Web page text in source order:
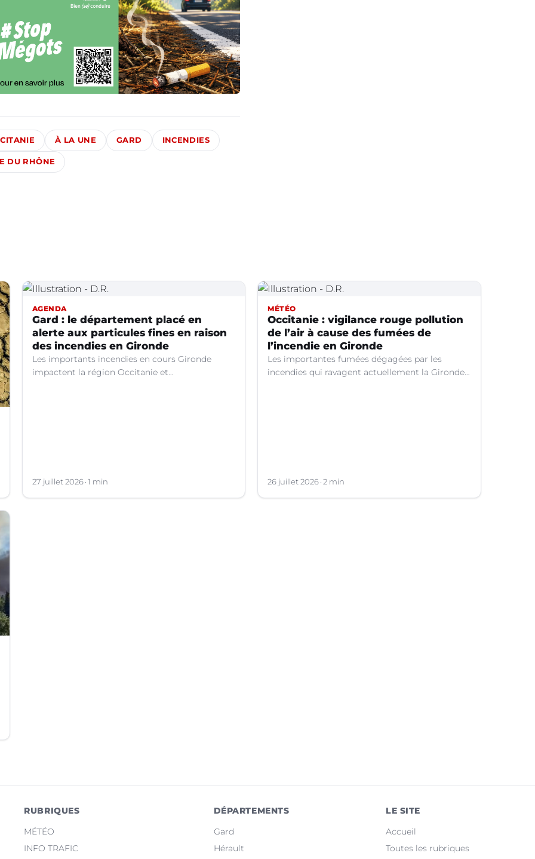
À LA UNE GARD INCENDIES
DU RHÔNE
AGENDA
Gard : le département placé en
alerte aux particules fines en raison
des incendies en Gironde
Les importants incendies en cours Gironde
impactent la région Occitanie et
27 juillet 2026 1 min
MÉTÉO
Occitanie : vigilance rouge pollution
de l’air à cause des fumées de
l’incendie en Gironde
Les importantes fumées dégagées par les
incendies qui ravagent actuellement la Gironde
26 juillet 2026 2 min
RUBRIQUES
MÉTÉO
INFO TRAFIC
DÉPARTEMENTS
Gard
Hérault
LE SITE
Accueil
Toutes les rubriques